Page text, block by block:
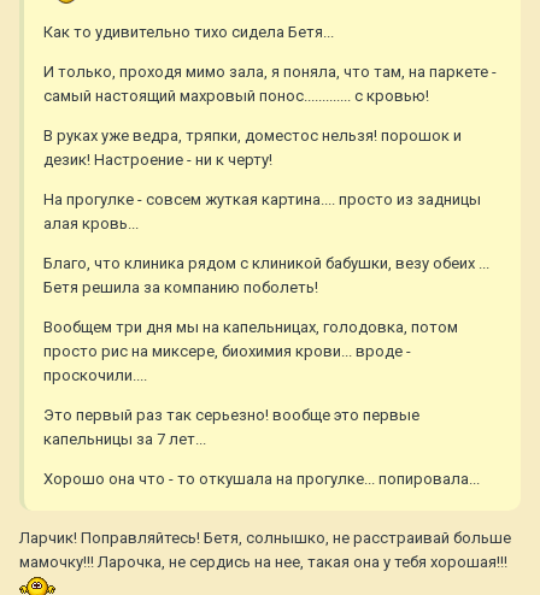
Как то удивительно тихо сидела Бетя...
И только, проходя мимо зала, я поняла, что там, на паркете -
самый настоящий махровый понос............. с кровью!
В руках уже ведра, тряпки, доместос нельзя! порошок и
дезик! Настроение - ни к черту!
На прогулке - совсем жуткая картина.... просто из задницы
алая кровь...
Благо, что клиника рядом с клиникой бабушки, везу обеих ...
Бетя решила за компанию поболеть!
Вообщем три дня мы на капельницах, голодовка, потом
просто рис на миксере, биохимия крови... вроде -
проскочили....
Это первый раз так серьезно! вообще это первые
капельницы за 7 лет...
Хорошо она что - то откушала на прогулке... попировала...
Ларчик! Поправляйтесь! Бетя, солнышко, не расстраивай больше
мамочку!!! Ларочка, не сердись на нее, такая она у тебя хорошая!!!